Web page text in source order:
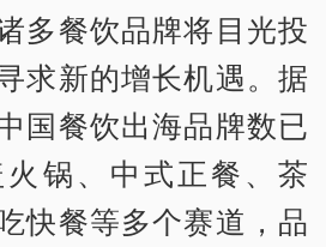
多餐饮品牌将目光投
求新的增长机遇。据
国餐饮出海品牌数已
锅、中式正餐、茶
快餐等多个赛道，品